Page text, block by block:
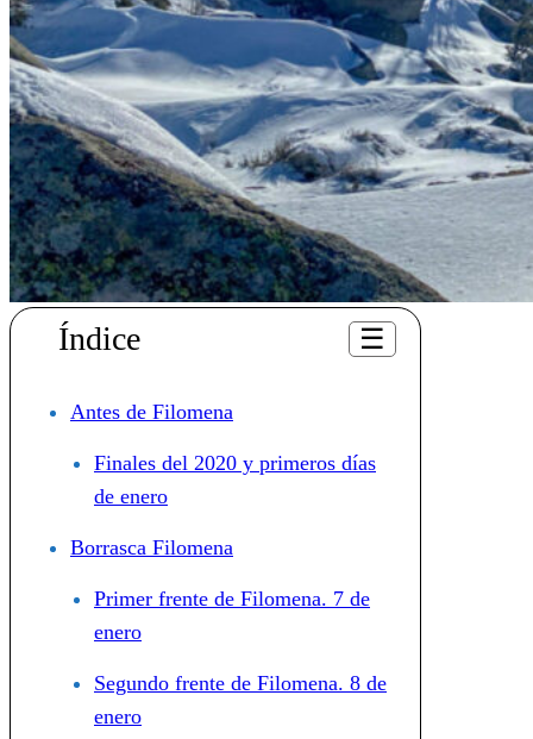
Índice ☰
Antes de Filomena
Finales del 2020 y primeros días
de enero
Borrasca Filomena
Primer frente de Filomena. 7 de
enero
Segundo frente de Filomena. 8 de
enero